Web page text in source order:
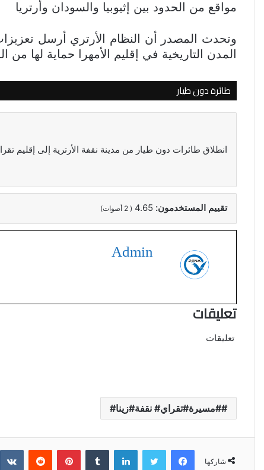
مواقع من الحدود بين إثيوبيا والسودان وأرتريا
وتحدث المصدر أن النظام الأرتري أرسل
المدن التاريخية في إقليم الأمهرا حماية لها
طائرة دون طيار
انطلاق طائرات دون طيار من مدينة نقفة الأرترية إلى إقليم
تقييم المستخدمون: 4.65
(
2 أصوات)
Admin
تعليقات
تعليقات
#مسيرة#تقراي# نقفة#زينا#
شاركها
فيسبوك لينكدإن بينتيريست